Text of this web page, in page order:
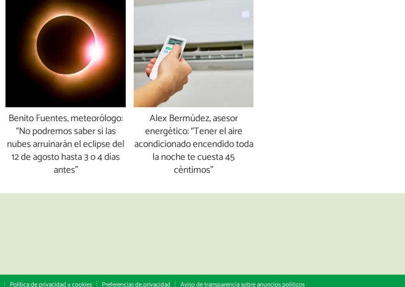
Benito Fuentes, meteorólogo:
“No podremos saber si las
nubes arruinarán el eclipse del
12 de agosto hasta 3 o 4 días
antes”
Alex Bermúdez, asesor
energético: “Tener el aire
acondicionado encendido toda
la noche te cuesta 45
céntimos”
Política de privacidad y cookies Preferencias de privacidad Aviso de transparencia sobre anuncios políticos